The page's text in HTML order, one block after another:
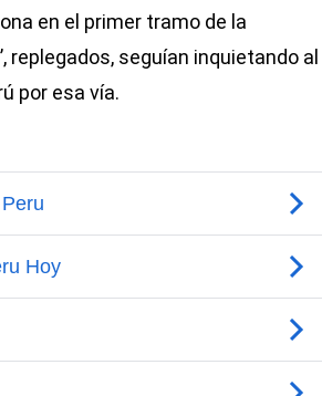
en el primer tramo de la
replegados, seguían inquietando al
por esa vía.